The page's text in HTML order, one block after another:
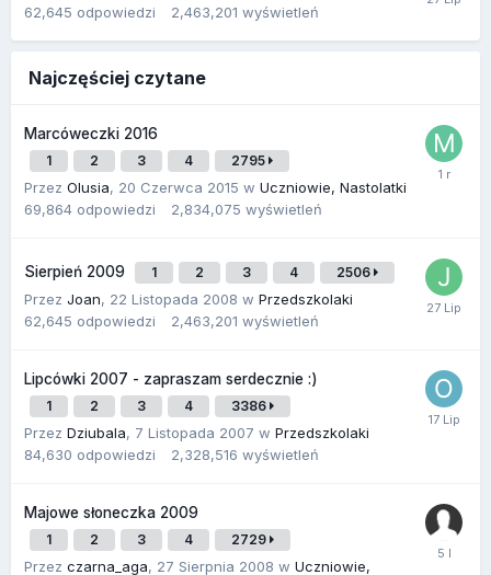
62,645 odpowiedzi 2,463,201 wyświetleń
Najczęściej czytane
Marcóweczki 2016
1 2 3 4 2795
Przez Olusia, 20 Czerwca 2015 w Uczniowie, Nastolatki
69,864 odpowiedzi 2,834,075 wyświetleń
Sierpień 2009 1 2 3 4 2506
Przez Joan, 22 Listopada 2008 w Przedszkolaki
62,645 odpowiedzi 2,463,201 wyświetleń
Lipcówki 2007 - zapraszam serdecznie :)
1 2 3 4 3386
Przez Dziubala, 7 Listopada 2007 w Przedszkolaki
84,630 odpowiedzi 2,328,516 wyświetleń
Majowe słoneczka 2009
1 2 3 4 2729
Przez czarna_aga, 27 Sierpnia 2008 w Uczniowie,